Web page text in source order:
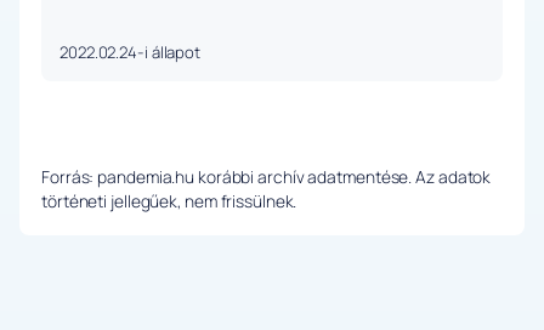
2022.02.24-i állapot
Forrás: pandemia.hu korábbi archív adatmentése. Az adatok
történeti jellegűek, nem frissülnek.